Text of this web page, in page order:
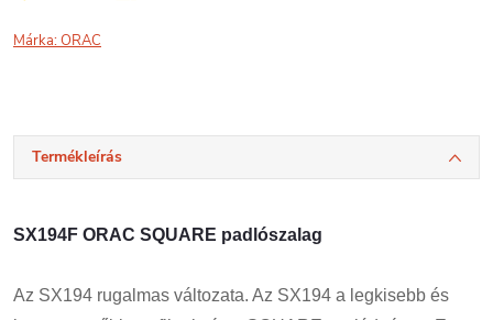
Márka:ORAC
Termékleírás
SX194F ORAC SQUARE padlószalag
Az SX194 rugalmas változata. Az SX194 a legkisebb és